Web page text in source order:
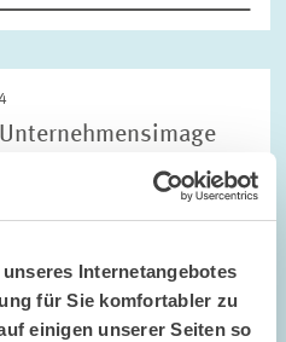
Internetangebotes
für Sie komfortabler zu
einigen unserer Seiten so